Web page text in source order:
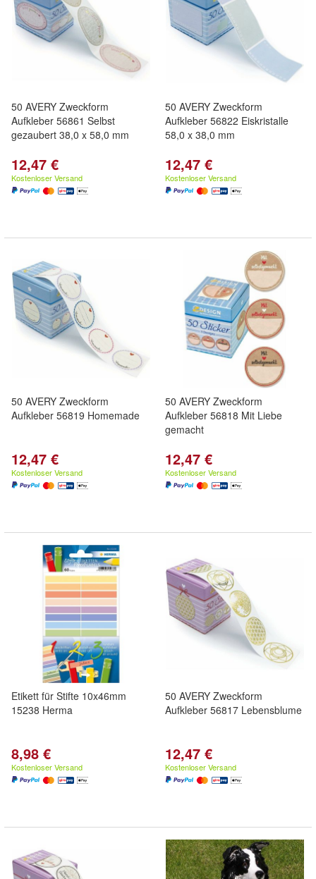
50 AVERY Zweckform
Aufkleber 56861 Selbst
gezaubert 38,0 x 58,0 mm
12,47 €
Kostenloser Versand
50 AVERY Zweckform
Aufkleber 56822 Eiskristalle
58,0 x 38,0 mm
12,47 €
Kostenloser Versand
50 AVERY Zweckform
Aufkleber 56819 Homemade
12,47 €
Kostenloser Versand
50 AVERY Zweckform
Aufkleber 56818 Mit Liebe
gemacht
12,47 €
Kostenloser Versand
Etikett für Stifte 10x46mm
15238 Herma
8,98 €
Kostenloser Versand
50 AVERY Zweckform
Aufkleber 56817 Lebensblume
12,47 €
Kostenloser Versand